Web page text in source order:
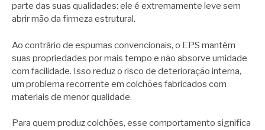
parte das suas qualidades: ele é extremamente leve sem
abrir mão da firmeza estrutural.
Ao contrário de espumas convencionais, o EPS mantém
suas propriedades por mais tempo e não absorve umidade
com facilidade. Isso reduz o risco de deterioração interna,
um problema recorrente em colchões fabricados com
materiais de menor qualidade.
Para quem produz colchões, esse comportamento significa